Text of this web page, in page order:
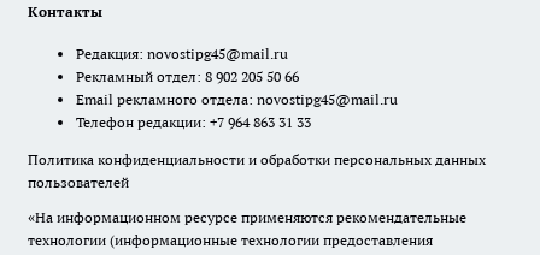
Контакты
Редакция: novostipg45@mail.ru
Рекламный отдел: 8 902 205 50 66
Email рекламного отдела: novostipg45@mail.ru
Телефон редакции: +7 964 863 31 33
Политика конфиденциальности и обработки персональных данных
пользователей
«На информационном ресурсе применяются рекомендательные
технологии (информационные технологии предоставления